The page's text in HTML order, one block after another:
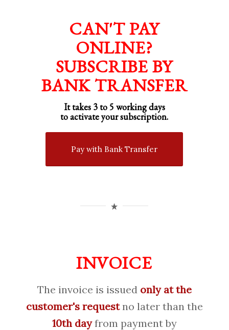
CAN'T PAY
ONLINE?
SUBSCRIBE BY
BANK TRANSFER
It takes 3 to 5 working days
to activate your subscription.
Pay with Bank Transfer
INVOICE
The invoice is issued only at the
customer's requestno later than the
10th dayfrom payment by